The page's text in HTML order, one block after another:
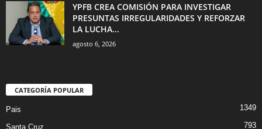
YPFB CREA COMISIÓN PARA INVESTIGAR
PRESUNTAS IRREGULARIDADES Y REFORZAR
LA LUCHA...
agosto 6, 2026
CATEGORÍA POPULAR
Pais 1349
Santa Cruz 793